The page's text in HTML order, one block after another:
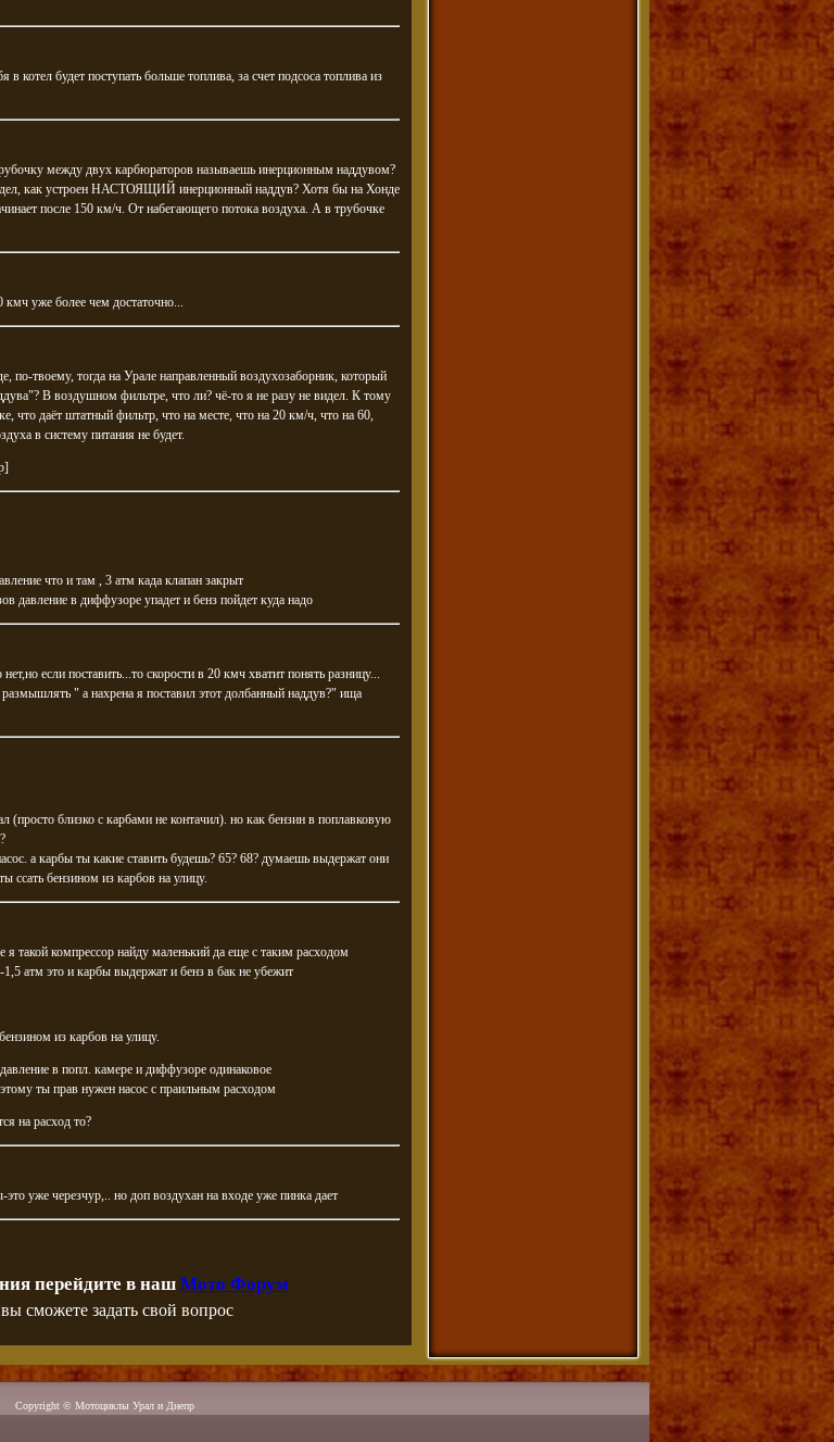
в котел будет поступать больше топлива, за счет подсоса топлива из
между двух карбюраторов называешь инерционным наддувом?
как устроен НАСТОЯЩИЙ инерционный наддув? Хотя бы на Хонде
после 150 км/ч. От набегающего потока воздуха. А в трубочке
кмч уже более чем достаточно...
по-твоему, тогда на Урале направленный воздухозаборник, который
В воздушном фильтре, что ли? чё-то я не разу не видел. К тому
что даёт штатный фильтр, что на месте, что на 20 км/ч, что на 60,
в систему питания не будет.
что и там , 3 атм када клапан закрыт
давление в диффузоре упадет и бенз пойдет куда надо
если поставить...то скорости в 20 кмч хватит понять разницу...
" а нахрена я поставил этот долбанный наддув?" ища
(просто близко с карбами не контачил). но как бензин в поплавковую
а карбы ты какие ставить будешь? 65? 68? думаешь выдержат они
ссать бензином из карбов на улицу.
я такой компрессор найду маленький да еще с таким расходом
1,5 атм это и карбы выдержат и бенз в бак не убежит
из карбов на улицу.
в попл. камере и диффузоре одинаковое
ты прав нужен насос с праильным расходом
на расход то?
уже черезчур,.. но доп воздухан на входе уже пинка дает
перейдите в наш Мото Форум
вы сможете задать свой вопрос
Copyright © Мотоциклы Урал и Днепр